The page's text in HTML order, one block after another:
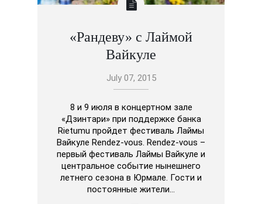
«Рандеву» с Лаймой
Вайкуле
July 07, 2015
8 и 9 июля в концертном зале
«Дзинтари» при поддержке банка
Rietumu пройдет фестиваль Лаймы
Вайкуле Rendez-vous. Rendez-vous –
первый фестиваль Лаймы Вайкуле и
центральное событие нынешнего
летнего сезона в Юрмале. Гости и
постоянные жители…